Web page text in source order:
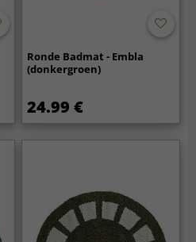
Ronde Badmat - Embla
(donkergroen)
24.99 €